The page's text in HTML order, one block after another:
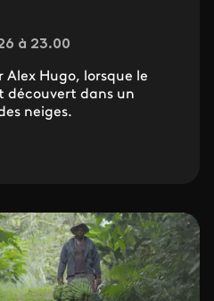
à 23.00
Alex Hugo, lorsque le
découvert dans un
neiges.